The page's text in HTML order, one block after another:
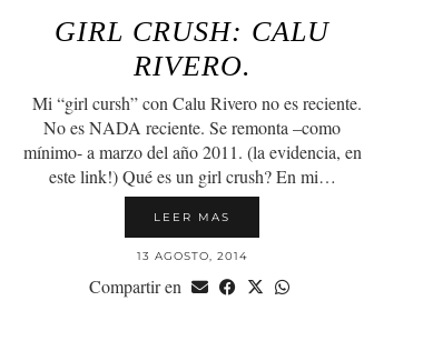
GIRL CRUSH: CALU
RIVERO.
Mi “girl cursh” con Calu Rivero no es reciente.
No es NADA reciente. Se remonta –como
mínimo- a marzo del año 2011. (la evidencia, en
este link!) Qué es un girl crush? En mi…
LEER MAS
13 AGOSTO, 2014
Compartir en